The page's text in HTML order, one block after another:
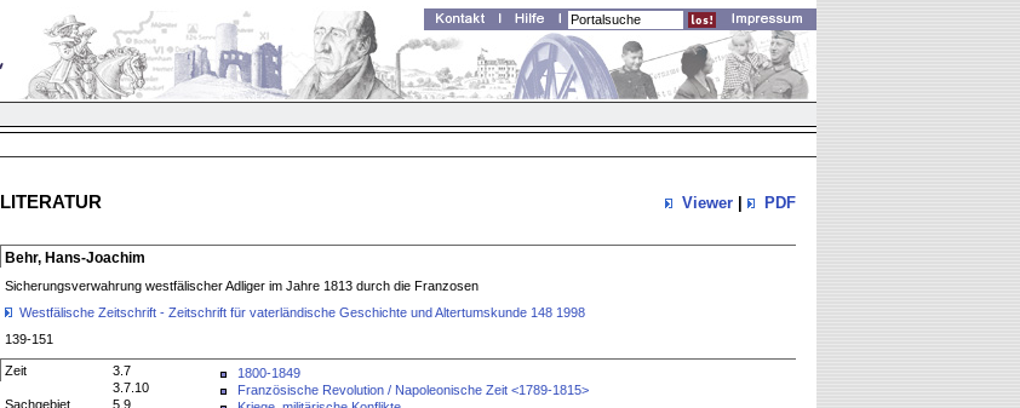
LITERATUR Viewer PDF
Behr, Hans-Joachim
Sicherungsverwahrung westfälischer Adliger im Jahre 1813 durch die Franzosen
Westfälische Zeitschrift - Zeitschrift für vaterländische Geschichte und Altertumskunde 148 1998
139-151
Zeit 3.7
1800-1849
3.7.10
Französische Revolution / Napoleonische Zeit <1789-1815>
Sachgebiet
5.9